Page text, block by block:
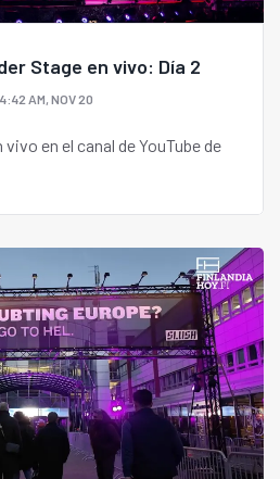
Stage en vivo: Día 2
AM, NOV 20
en el canal de YouTube de